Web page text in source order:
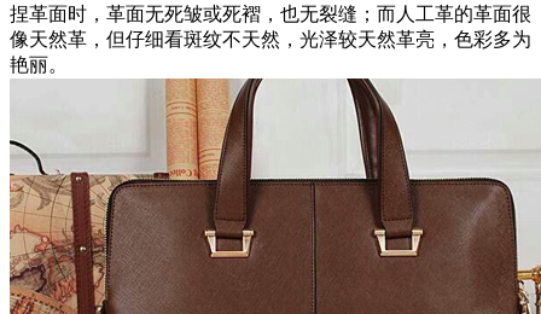
捏革面时，革面无死皱或死褶，也无裂缝；而人工革的革面很
像天然革，但仔细看斑纹不天然，光泽较天然革亮，色彩多为
艳丽。